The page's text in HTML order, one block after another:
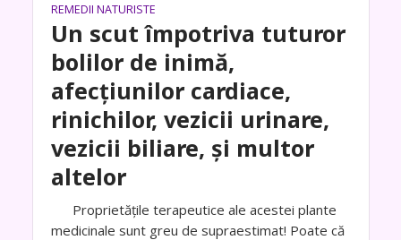
REMEDII NATURISTE
Un scut împotriva tuturor
bolilor de inimă,
afecțiunilor cardiace,
rinichilor, vezicii urinare,
vezicii biliare, și multor
altelor
Proprietățile terapeutice ale acestei plante
medicinale sunt greu de supraestimat! Poate că